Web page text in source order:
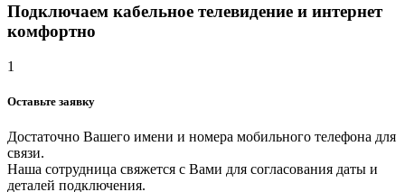
Подключаем кабельное телевидение и интернет
комфортно
1
Оставьте заявку
Достаточно Вашего имени и номера мобильного телефона для
связи.
Наша сотрудница свяжется с Вами для согласования даты и
деталей подключения.